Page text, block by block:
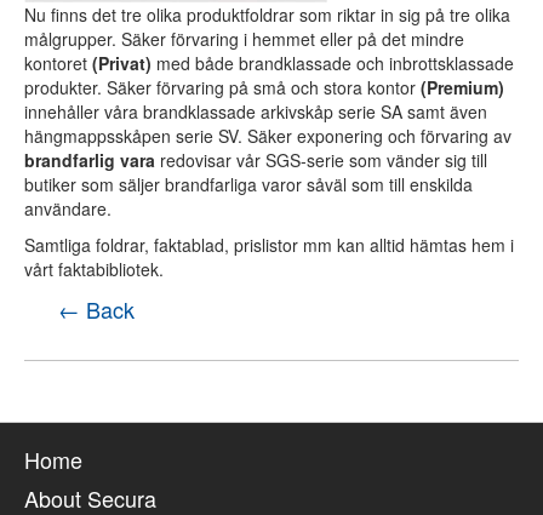
Nu finns det tre olika produktfoldrar som riktar in sig på tre olika
målgrupper. Säker förvaring i hemmet eller på det mindre
kontoret (Privat) med både brandklassade och inbrottsklassade
produkter. Säker förvaring på små och stora kontor (Premium)
innehåller våra brandklassade arkivskåp serie SA samt även
hängmappsskåpen serie SV. Säker exponering och förvaring av
brandfarlig vara redovisar vår SGS-serie som vänder sig till
butiker som säljer brandfarliga varor såväl som till enskilda
användare.
Samtliga foldrar, faktablad, prislistor mm kan alltid hämtas hem i
vårt faktabibliotek.
← Back
Home
About Secura